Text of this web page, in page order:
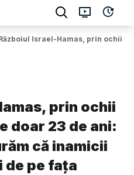
Israel-Hamas, prin ochii
prin ochii
doar 23 de ani:
că inamicii
pe fața